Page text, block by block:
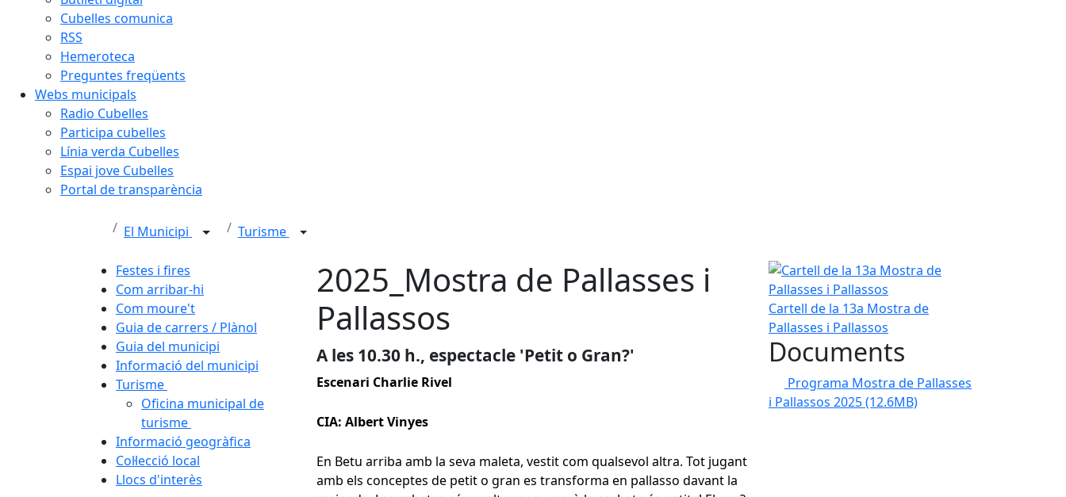
Cubelles comunica
RSS
Hemeroteca
Preguntes freqüents
Webs municipals
Radio Cubelles
Participa cubelles
Línia verda Cubelles
Espai jove Cubelles
Portal de transparència
El Municipi Turisme
Festes i fires
Com arribar-hi
Com moure't
Guia de carrers / Plànol
Guia del municipi
Informació del municipi
Turisme
Oficina municipal de
turisme
Informació geogràfica
Col·lecció local
Llocs d'interès
2025_Mostra de Pallasses i
Pallassos
A les 10.30 h., espectacle 'Petit o Gran?'
Escenari Charlie Rivel
CIA: Albert Vinyes
En Betu arriba amb la seva maleta, vestit com qualsevol altra. Tot jugant
amb els conceptes de petit o gran es transforma en pallasso davant la
Cartell de la 13a Mostra de Pallasses i Pallassos
Cartell de la 13a Mostra de
Pallasses i Pallassos
Documents
Programa Mostra de Pallasses
i Pallassos 2025(12.6MB)